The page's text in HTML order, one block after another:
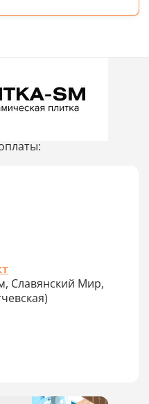
Славянский Мир,